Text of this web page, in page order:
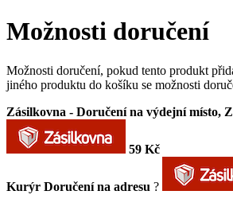
Možnosti doručení
Možnosti doručení, pokud tento produkt
jiného produktu do košíku se možnosti
Zásilkovna - Doručení na výdejní místo,
59 Kč
Kurýr Doručení na adresu ?